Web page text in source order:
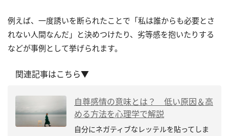
例えば、一度誘いを断られたことで「私は誰からも必要とさ
れない人間なんだ」と決めつけたり、劣等感を抱いたりする
などが事例として挙げられます。
関連記事はこちら▼
自尊感情の意味とは？ 低い原因＆高
める方法を心理学で解説
自分にネガティブなレッテルを貼ってしま